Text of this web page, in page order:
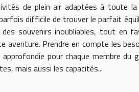
de plein air adaptées à toute
difficile de trouver le parfait
souvenirs inoubliables, tout en
aventure. Prendre en compte les
pour chaque membre
mais aussi les capacités...